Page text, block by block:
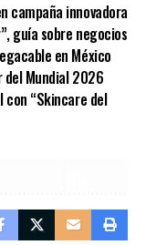
campaña innovadora
guía sobre negocios
en México
del Mundial 2026
“Skincare del